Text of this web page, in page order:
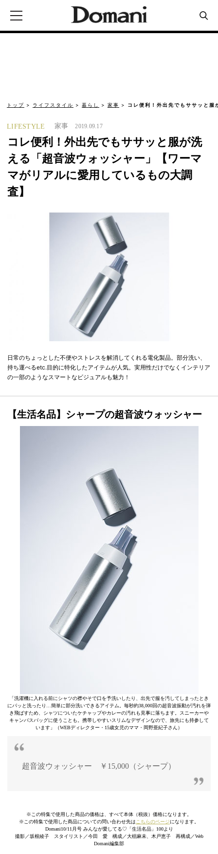
トップ ライフスタイル 暮らし 家事 コレ便利！外出先でもササッと
LIFESTYLE 家事 2019.09.17
コレ便利！外出先でもササッと服が洗
える「超音波ウォッシャー」【ワーマ
マがリアルに愛用しているもの大調
査】
日常のちょっとした不便やストレスを解消してくれる電化製品。部分洗い、
持ち運べるetc.目的に特化したアイテムが人気。実用性だけでなくインテリア
の一部のようなスマートなビジュアルも魅力！
【生活名品】シャープの超音波ウォッシャー
「洗濯機に入れる前にシャツの襟やそで口を予洗いしたり、出先で服を汚してしまったとき
にパッと洗ったり…簡単に部分洗いできるアイテム。毎秒約38,000回の超音波振動が汚れを弾
き飛ばすため、シャツについたケチャップやカレーの汚れも見事に落ちます。スニーカーや
キャンバスバッグに使うことも。携帯しやすいスリムなデザインなので、旅先にも持参して
います」（WEBディレクター・15歳女児のママ・岡野亜紀子さん）
超音波ウォッシャー ￥15,000（シャープ）
※この特集で使用した商品の価格は、すべて本体（税抜）価格になります。
※この特集で使用した商品についての問い合わせ先は こちらのページになります。
Domani10/11月号 みんなが愛してる♡「生活名品」100より
撮影／坂根綾子 スタイリスト／今田 愛 構成／大椙麻未、木戸恵子 再構成／Web
Domani編集部